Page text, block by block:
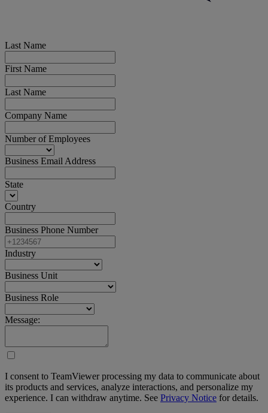
Last Name
First Name
Last Name
Company Name
Number of Employees
Business Email Address
State
Country
Business Phone Number
Industry
Business Unit
Business Role
Message:
I consent to TeamViewer processing my data to communicate about
its products and services, analyze interactions, and personalize my
experience. I can withdraw anytime. See Privacy Notice for details.